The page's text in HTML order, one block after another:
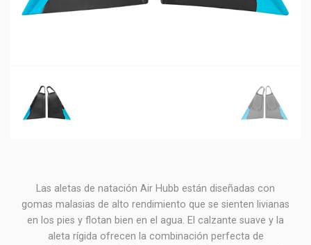
Las aletas de natación Air Hubb están diseñadas con
gomas malasias de alto rendimiento que se sienten livianas
en los pies y flotan bien en el agua. El calzante suave y la
aleta rígida ofrecen la combinación perfecta de